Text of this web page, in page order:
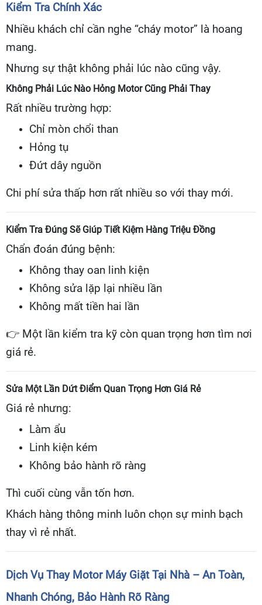
Kiểm Tra Chính Xác
Nhiều khách chỉ cần nghe “cháy motor” là hoang
mang.
Nhưng sự thật không phải lúc nào cũng vậy.
Không Phải Lúc Nào Hỏng Motor Cũng Phải Thay
Rất nhiều trường hợp:
Chỉ mòn chổi than
Hỏng tụ
Đứt dây nguồn
Chi phí sửa thấp hơn rất nhiều so với thay mới.
Kiểm Tra Đúng Sẽ Giúp Tiết Kiệm Hàng Triệu Đồng
Chẩn đoán đúng bệnh:
Không thay oan linh kiện
Không sửa lặp lại nhiều lần
Không mất tiền hai lần
👉 Một lần kiểm tra kỹ còn quan trọng hơn tìm nơi
giá rẻ.
Sửa Một Lần Dứt Điểm Quan Trọng Hơn Giá Rẻ
Giá rẻ nhưng:
Làm ẩu
Linh kiện kém
Không bảo hành rõ ràng
Thì cuối cùng vẫn tốn hơn.
Khách hàng thông minh luôn chọn sự minh bạch
thay vì rẻ nhất.
Dịch Vụ Thay Motor Máy Giặt Tại Nhà – An Toàn,
Nhanh Chóng, Bảo Hành Rõ Ràng